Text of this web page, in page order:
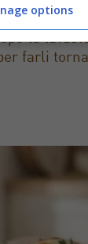
la
farli
options